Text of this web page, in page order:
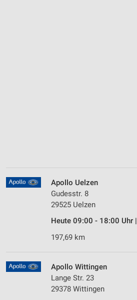
Apollo Uelzen
Gudesstr. 8
29525 Uelzen
Heute 09:00 - 18:00 Uhr |
197,69 km
Apollo Wittingen
Lange Str. 23
29378 Wittingen